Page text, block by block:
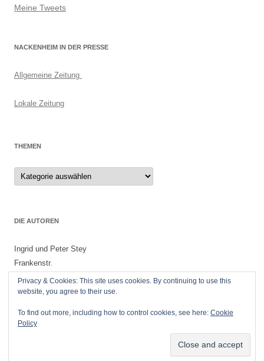
Meine Tweets
NACKENHEIM IN DER PRESSE
Allgemeine Zeitung
Lokale Zeitung
THEMEN
Themen
DIE AUTOREN
Ingrid und Peter Stey
Frankenstr.
55299 Nackenheim
Stolz präsentiert von WordPress
Privacy & Cookies: This site uses cookies. By continuing to use this
website, you agree to their use.
To find out more, including how to control cookies, see here: Cookie
Policy